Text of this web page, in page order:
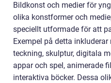
Bildkonst och medier för
olika konstformer och
speciellt utformade för att
Exempel på detta
teckning, skulptur, digitala
appar och spel, animerade
interaktiva böcker. Dessa